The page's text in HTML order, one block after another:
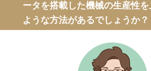
ータを搭載した機械の生産性
ような方法があるでしょうか？